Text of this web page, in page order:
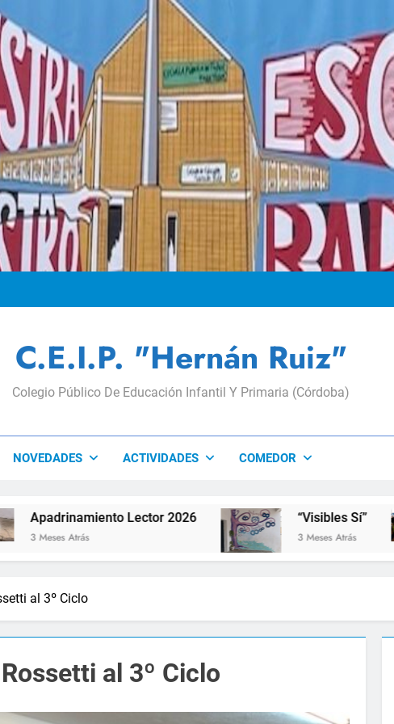
C.E.I.P. "Hernán Ruiz"
Colegio Público De Educación Infantil Y Primaria (Córdoba)
NOVEDADES ACTIVIDADES COMEDOR
Lector 2026 “Visibles Sí”
3 Meses Atrás
al 3º Ciclo
al 3º Ciclo